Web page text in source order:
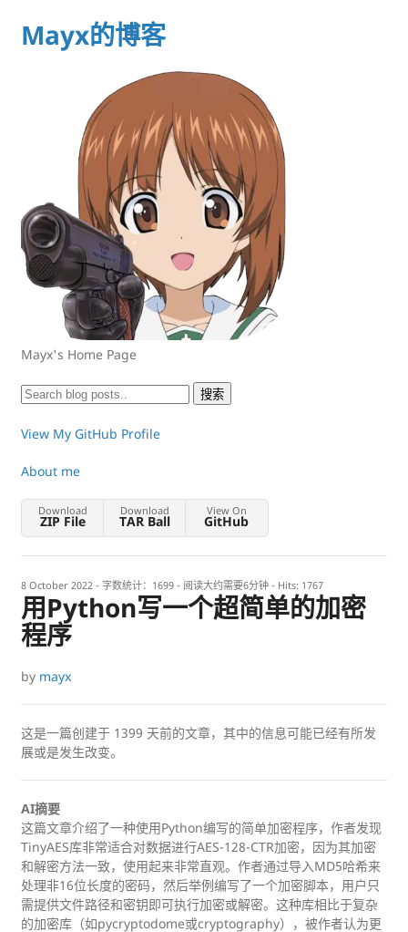
Mayx的博客
Mayx's Home Page
View My GitHub Profile
About me
Download
ZIP File
Download
TAR Ball
View On
GitHub
8 October 2022 - 字数统计：1699 - 阅读大约需要6分钟 - Hits: 1767
用Python写一个超简单的加密
程序
by mayx
这是一篇创建于 1399 天前的文章，其中的信息可能已经有所发
展或是发生改变。
AI摘要
这篇文章介绍了一种使用Python编写的简单加密程序，作者发现
TinyAES库非常适合对数据进行AES-128-CTR加密，因为其加密
和解密方法一致，使用起来非常直观。作者通过导入MD5哈希来
处理非16位长度的密码，然后举例编写了一个加密脚本，用户只
需提供文件路径和密钥即可执行加密或解密。这种库相比于复杂
的加密库（如pycryptodome或cryptography），被作者认为更